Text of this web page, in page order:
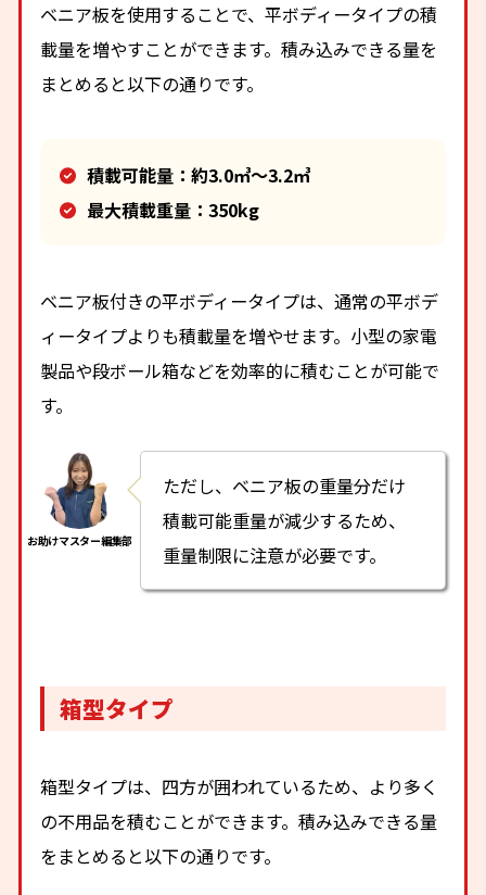
ベニア板を使用することで、平ボディータイプの積
載量を増やすことができます。積み込みできる量を
まとめると以下の通りです。
積載可能量：約3.0㎥～3.2㎥
最大積載重量：350kg
ベニア板付きの平ボディータイプは、通常の平ボデ
ィータイプよりも積載量を増やせます。小型の家電
製品や段ボール箱などを効率的に積むことが可能で
す。
ただし、ベニア板の重量分だけ
積載可能重量が減少するため、
重量制限に注意が必要です。
箱型タイプ
箱型タイプは、四方が囲われているため、より多く
の不用品を積むことができます。積み込みできる量
をまとめると以下の通りです。